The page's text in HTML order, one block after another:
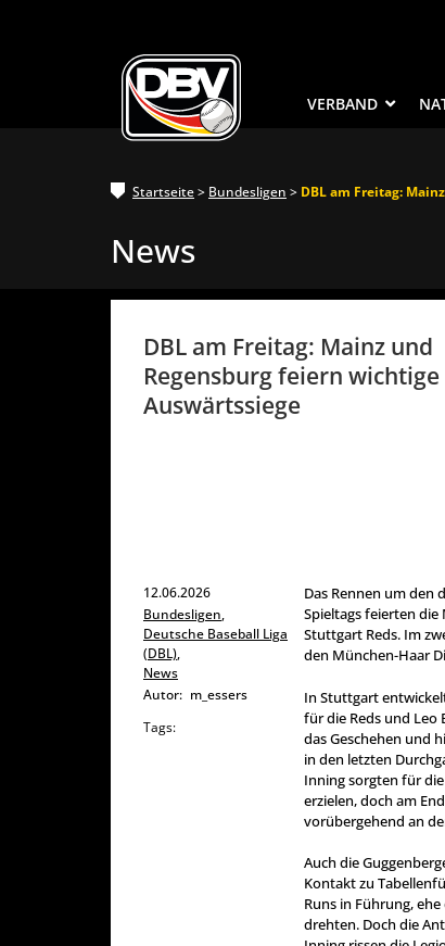
VERBAND
Startseite> Bundesligen > DBL am Freitag:
News
DBL am Freitag: Mainz und
Regensburg feiern wichtige
Auswärtssiege
12.06.2026
Bundesligen,
Deutsche Baseball Liga
(DBL),
News
Autor: m_essers
Tags:
Das Rennen um den
Spieltags feierten die
Stuttgart Reds. Im
den München-Haar
In Stuttgart
für die Reds und Leo
das Geschehen und
in den letzten
Inning sorgten für
erzielen, doch am
vorübergehend an
Auch die
Kontakt zu
Runs in Führung,
drehten. Doch die